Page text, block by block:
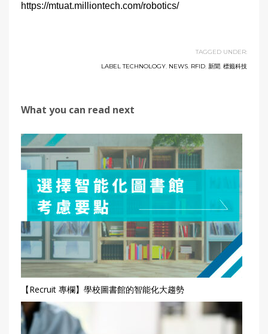
https://mtuat.milliontech.com/robotics/
TAGGED UNDER:
LABEL TECHNOLOGY, NEWS, RFID, 新聞, 標籤科技
What you can read next
【Recruit 專欄】學校圖書館的智能化大趨勢